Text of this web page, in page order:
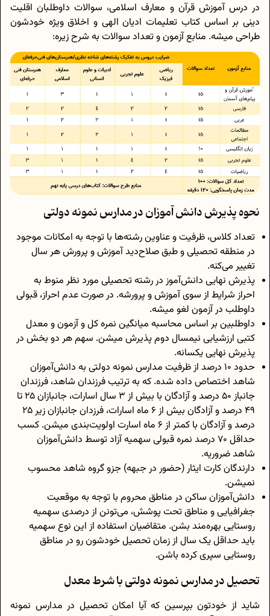
در درس آموزش قرآن و معارف اسلامی، سوالات داوطلبان اقلیت
دینی بر اساس کتاب تعلیمات ادیان الهی و اخلاق ویژه خودشون
طراحی میشه. منابع آزمون و تعداد سوالات به شرح زیره:
نحوه پذیرش دانش آموزان در مدارس نمونه دولتی
تعداد کلاس، ظرفیت و عناوین رشته‌ها با توجه به امکانات موجود
در منطقه تحصیلی و طبق صلاح‌دید آموزش و پرورش هر سال
تغییر می‌کنه.
پذیرش نهایی دانش‌آموز در رشته تحصیلی مورد نظر منوط به
احراز شرایط از سوی آموزش و پرورشه. در صورت عدم احراز، قبولی
داوطلب در آزمون لغو میشه.
داوطلبین بر اساس محاسبه میانگین نمره کل و آزمون و معدل
کتبی ارزشیابی نیمسال دوم پذیرش میشن. سهم هر دو بخش در
پذیرش نهایی یکسانه.
حدود 10 درصد از ظرفیت مدارس نمونه دولتی به دانش‌آموزان
شاهد اختصاص داده شده. که به ترتیب فرزندان شاهد، فرزندان
جانباز 50 درصد و آزادگان با بیش از 3 سال اسارات، جانبازان 25 تا
49 درصد و آزادگان بیش از 6 ماه اسارات، فرزدان جانبازان زیر 25
درصد و آزادگان با کمتر از 6 ماه اسارت اولویت‌بندی میشن. کسب
حداقل 70 درصد نمره قبولی سهمیه آزاد توسط دانش‌آموزان
شاهد ضروریه.
دارندگان کارت ایثار (حضور در جبهه) جزو گروه شاهد محسوب
نمیشن.
دانش‌آموزان ساکن در مناطق محروم با توجه به موقعیت
جغرافیایی و مناطق تحت پوشش، می‌تونن از درصدی سهمیه
روستایی بهره‌مند بشن. متقاضیان استفاده از این نوع سهمیه
باید حداقل یک سال از زمان تحصیل خودشون رو در مناطق
روستایی سپری کرده باشن.
تحصیل در مدارس نمونه دولتی با شرط معدل
شاید از خودتون بپرسین که آیا امکان تحصیل در مدارس نمونه